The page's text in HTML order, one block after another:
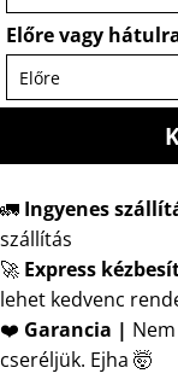
Előre vagy
🚛 Ingyenes
szállítás
🚀 Express
lehet kedvenc
❤️ Garancia |
cseréljük. Ejha 🤯